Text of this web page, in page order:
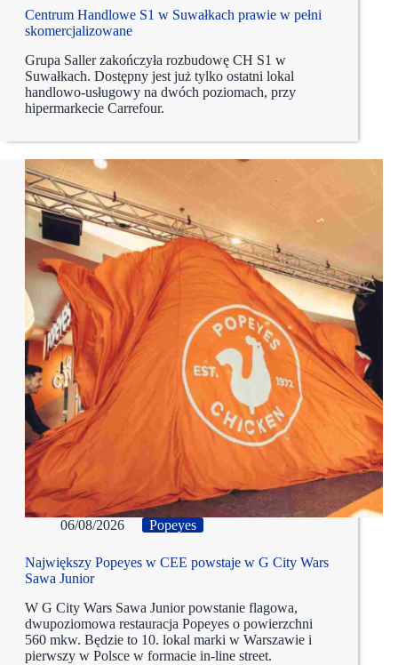
Centrum Handlowe S1 w Suwałkach prawie w pełni
skomercjalizowane
Grupa Saller zakończyła rozbudowę CH S1 w
Suwałkach. Dostępny jest już tylko ostatni lokal
handlowo-usługowy na dwóch poziomach, przy
hipermarkecie Carrefour.
06/08/2026 Popeyes
Największy Popeyes w CEE powstaje w G City Wars
Sawa Junior
W G City Wars Sawa Junior powstanie flagowa,
dwupoziomowa restauracja Popeyes o powierzchni
560 mkw. Będzie to 10. lokal marki w Warszawie i
pierwszy w Polsce w formacie in-line street.